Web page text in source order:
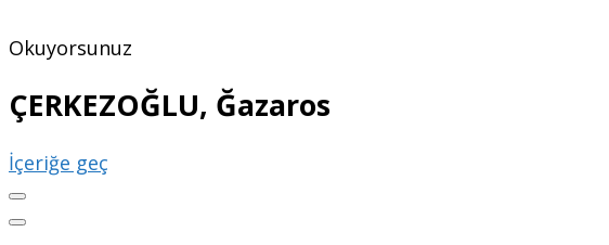
Okuyorsunuz
ÇERKEZOĞLU, Ğazaros
İçeriğe geç